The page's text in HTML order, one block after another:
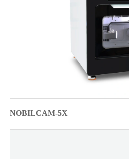
NOBILCAM-5X